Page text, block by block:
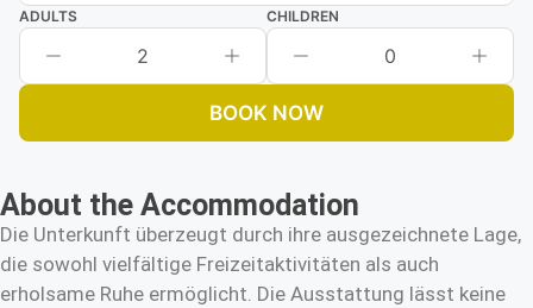
ADULTS
2
CHILDREN
0
BOOK NOW
About the Accommodation
Die Unterkunft überzeugt durch ihre ausgezeichnete Lage,
die sowohl vielfältige Freizeitaktivitäten als auch
erholsame Ruhe ermöglicht. Die Ausstattung lässt keine